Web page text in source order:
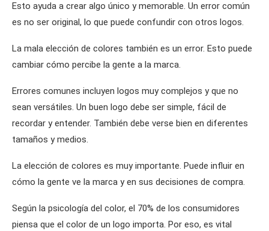
Esto ayuda a crear algo único y memorable. Un error común
es no ser original, lo que puede confundir con otros logos.
La mala elección de colores también es un error. Esto puede
cambiar cómo percibe la gente a la marca.
Errores comunes incluyen logos muy complejos y que no
sean versátiles. Un buen logo debe ser simple, fácil de
recordar y entender. También debe verse bien en diferentes
tamaños y medios.
La elección de colores es muy importante. Puede influir en
cómo la gente ve la marca y en sus decisiones de compra.
Según la psicología del color, el 70% de los consumidores
piensa que el color de un logo importa. Por eso, es vital